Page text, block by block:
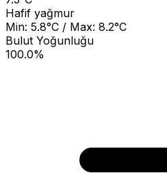
Hafif yağmur
Min: 5.8°C / Max: 8.2°C
Bulut Yoğunluğu
100.0%